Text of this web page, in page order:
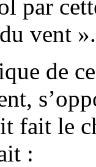
par
vent ».
de
fait le
: